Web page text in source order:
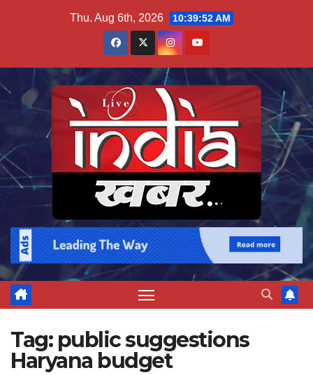
Thu. Aug 6th, 2026 10:39:53 AM
Tag: public suggestions
Haryana budget